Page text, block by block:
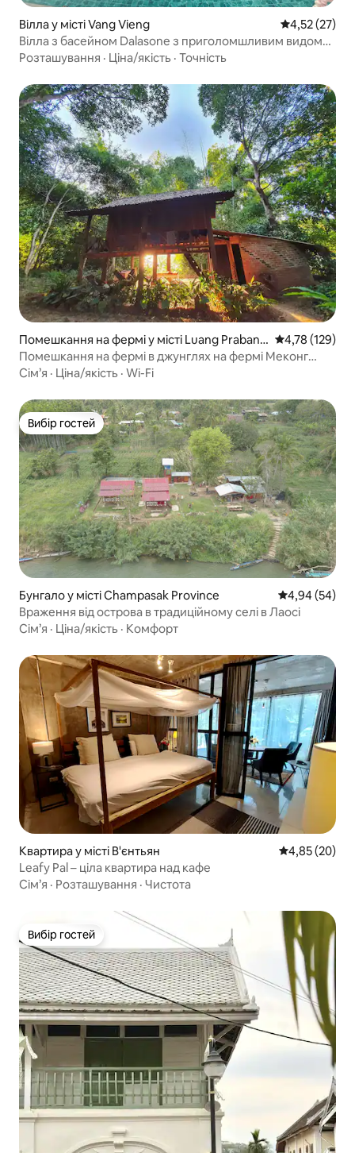
Вілла у місті Vang Vieng Середня
4,52 (27)
Вілла з басейном Dalasone з приголомшливим видом
на гори
Розташування · Ціна/якість · Точність
Помешкання на фермі у місті Luang Prabang
Province
Середня
4,78 (129)
Помешкання на фермі в джунглях на фермі Меконг
Еден
Сім’я · Ціна/якість · Wi-Fi
Вибір гостей
Вибір гостей
Бунгало у місті Champasak Province Середня
4,94 (54)
Враження від острова в традиційному селі в Лаосі
Сім’я · Ціна/якість · Комфорт
Квартира у місті В'єнтьян Середня
4,85 (20)
Leafy Pal – ціла квартира над кафе
Сім’я · Розташування · Чистота
Вибір гостей
Вибір гостей